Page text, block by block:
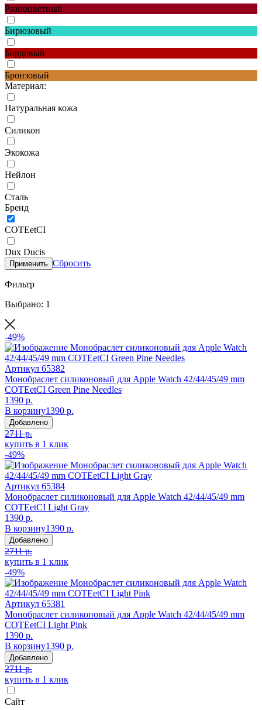
Разноцветный
Бирюзовый
Бордовый
Бронзовый
Материал:
Натуральная кожа
Силикон
Экокожа
Нейлон
Сталь
Бренд
COTEetCI
Dux Ducis
Применить Сбросить
Фильтр
Выбрано: 1
-49%
Артикул 65382
Монобраслет силиконовый для Apple Watch 42/44/45/49 mm
COTEetCI Green Pine Needles
1390 р.
В корзину1390 р.
Добавлено
2711 р.
купить в 1 клик
-49%
Артикул 65384
Монобраслет силиконовый для Apple Watch 42/44/45/49 mm
COTEetCI Light Gray
1390 р.
В корзину1390 р.
Добавлено
2711 р.
купить в 1 клик
-49%
Артикул 65381
Монобраслет силиконовый для Apple Watch 42/44/45/49 mm
COTEetCI Light Pink
1390 р.
В корзину1390 р.
Добавлено
2711 р.
купить в 1 клик
Сайт